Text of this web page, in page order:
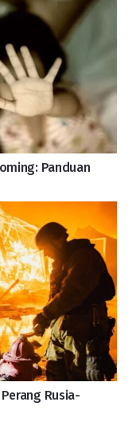
Panduan
Rusia-